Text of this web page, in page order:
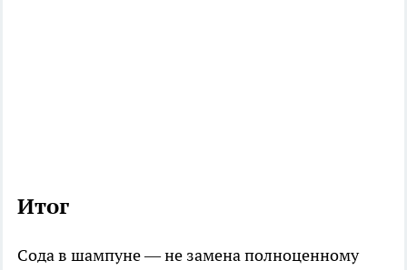
Итог
Сода в шампуне — не замена полноценному